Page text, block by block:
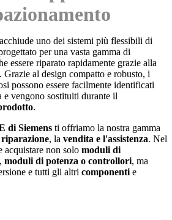
uno dei sistemi più flessibili di
per una vasta gamma di
essere riparato rapidamente grazie alla
al design compatto e robusto, i
possono essere facilmente identificati
e vengono sostituiti durante il
.
di Siemens ti offriamo la nostra gamma
riparazione, la vendita e l'assistenza. Nel
acquistare non solo moduli di
, moduli di potenza o controllori, ma
e tutti gli altri componenti e